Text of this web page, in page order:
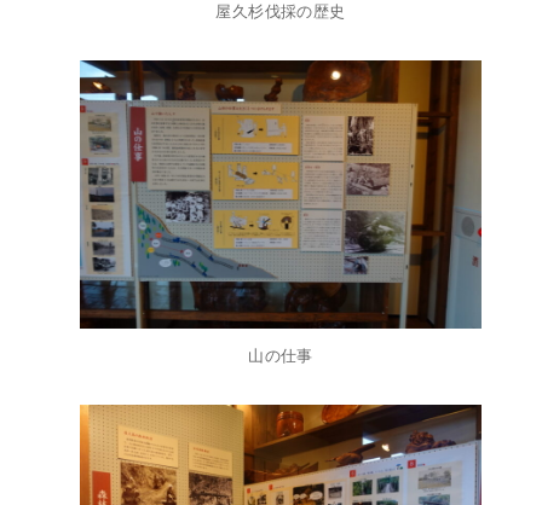
屋久杉伐採の歴史
山の仕事